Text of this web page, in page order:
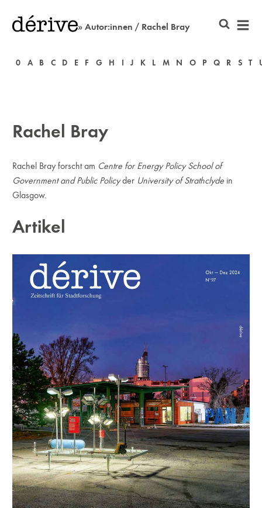
» Autor:innen / Rachel Bray
0 A B C D E F G H I J K L M N O P Q R S T
Rachel Bray
Rachel Bray forscht am Centre for Energy Policy School of
Government and Public Policyder University of Strathclyde in
Glasgow.
Artikel